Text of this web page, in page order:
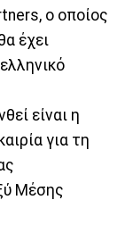
ο οποίος
έχει
είναι η
για τη
Μέσης